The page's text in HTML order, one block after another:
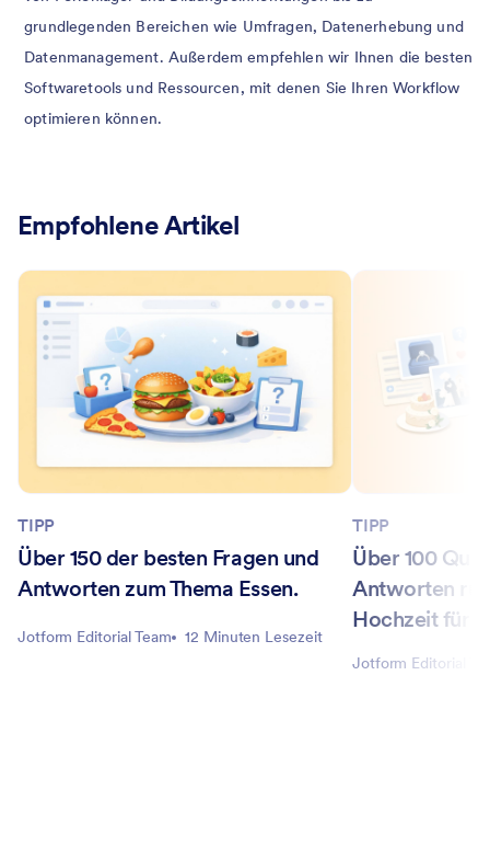
grundlegenden Bereichen wie Umfragen, Datenerhebung und
Datenmanagement. Außerdem empfehlen wir Ihnen die besten
Softwaretools und Ressourcen, mit denen Sie Ihren Workflow
optimieren können.
Empfohlene Artikel
TIPP
Über 150 der besten Fragen und
Antworten zum Thema Essen.
Jotform Editorial Team 12 Minuten Lesezeit
TIPP
Über 100
Antworten
Hochzeit für
Jotform Editorial